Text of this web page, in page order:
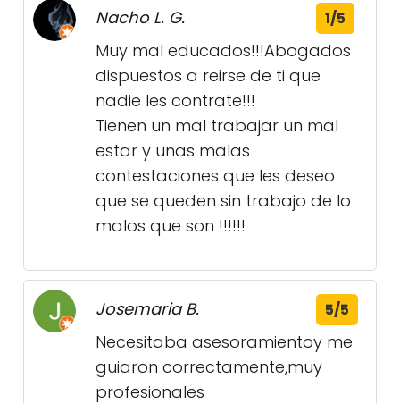
Nacho L. G. 1/5
Muy mal educados!!!Abogados
dispuestos a reirse de ti que
nadie les contrate!!!
Tienen un mal trabajar un mal
estar y unas malas
contestaciones que les deseo
que se queden sin trabajo de lo
malos que son !!!!!!
Josemaria B. 5/5
Necesitaba asesoramientoy me
guiaron correctamente,muy
profesionales